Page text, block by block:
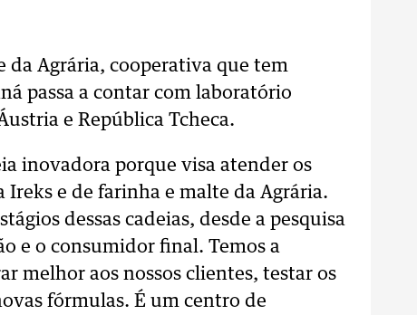
da Agrária, cooperativa que tem
passa a contar com laboratório
e República Tcheca.
inovadora porque visa atender os
e de farinha e malte da Agrária.
dessas cadeias, desde a pesquisa
e o consumidor final. Temos a
melhor aos nossos clientes, testar os
fórmulas. É um centro de